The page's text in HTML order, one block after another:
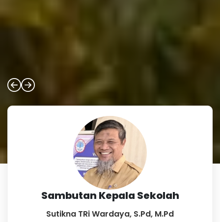
Sambutan Kepala Sekolah
Sutikna TRi Wardaya, S.Pd, M.Pd